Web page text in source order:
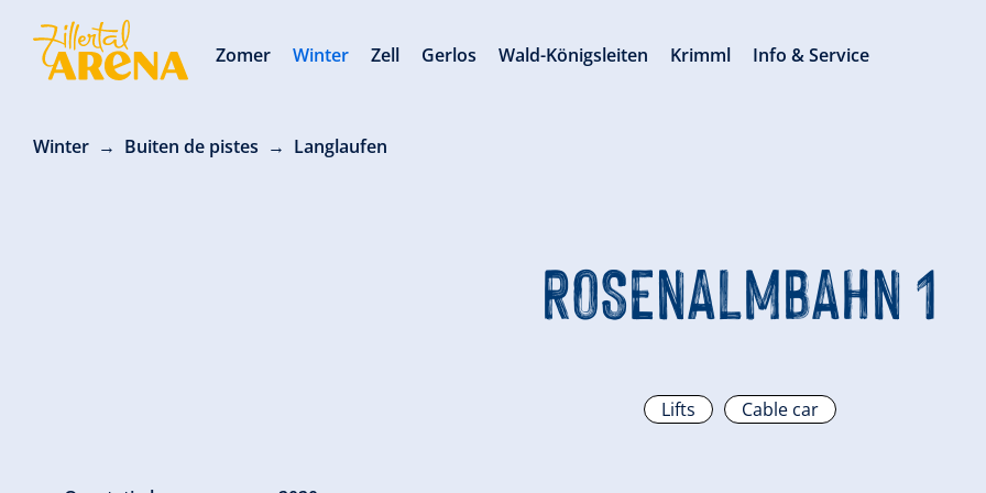
Winter Buiten de pistes Langlaufen
ROSENALMBAHN 1
Lifts Cable car
Zomer Winter Zell Gerlos Wald-Königsleiten Krimml Info & Service